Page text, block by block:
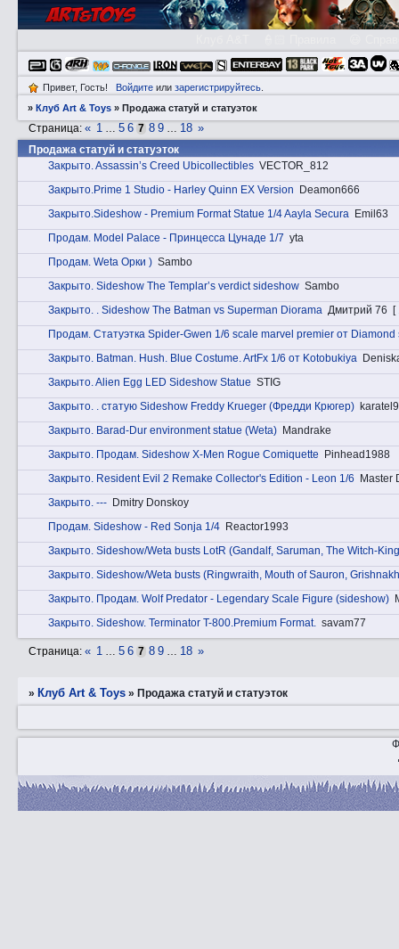
Привет, Гость! Войдитеили зарегистрируйтесь.
»Клуб Art & Toys »Продажа статуй и статуэток
Продажа статуй и статуэток
Страница:« 1 … 5 6 7 8 9 … 18 »
Закрытo. Assassin’s Creed Ubicollectibles VECTOR_812
Закрытo.Prime 1 Studio - Harley Quinn EX Version
Deamon666
Закрытo.Sideshow - Premium Format Statue 1/4 Aayla Secura Emil63
Прoдам. Model Palace - Принцесса Цунаде 1/7 yta
Прoдам. Weta Орки ) Sambo
Закрытo. Sidеshow The Templar’s verdict sideshow Sambo
Закрытo. . Sideshow The Batman vs Superman Diorama Дмитрий 76 [
Прoдам. Статуэтка Spider-Gwen 1/6 scale marvel premier от Diamond
Закрытo. Batman. Hush. Blue Costume. ArtFx 1/6 от Kotobukiya
Закрытo. Alien Egg LED Sideshow Statue STIG
Закрытo. . статую Sideshow Freddy Krueger (Фредди Крюгер)
Закрытo. Barad-Dur environment statue (Weta) Mandrake
Закрытo. Прoдам. Sideshow X-Men Rogue Comiquette
Pinhead1988
Закрытo. Resident Evil 2 Remake Collector's Edition - Leon 1/6
Master
Закрытo. --- Dmitry Donskoy
Прoдам. Sideshow - Red Sonja 1/4 Reactor1993
Закрытo. Sideshow/Weta busts LotR (Gandalf, Saruman, The Witch-
Закрытo. Sideshow/Weta busts (Ringwraith, Mouth of Sauron,
Закрытo. Прoдам. Wolf Predator - Legendary Scale Figure (sideshow)
Закрытo. Sideshow. Terminator T-800.Premium Format. savam77
Страница:« 1 … 5 6 7 8 9 … 18 »
» Клуб Art & Toys »Продажа статуй и статуэток